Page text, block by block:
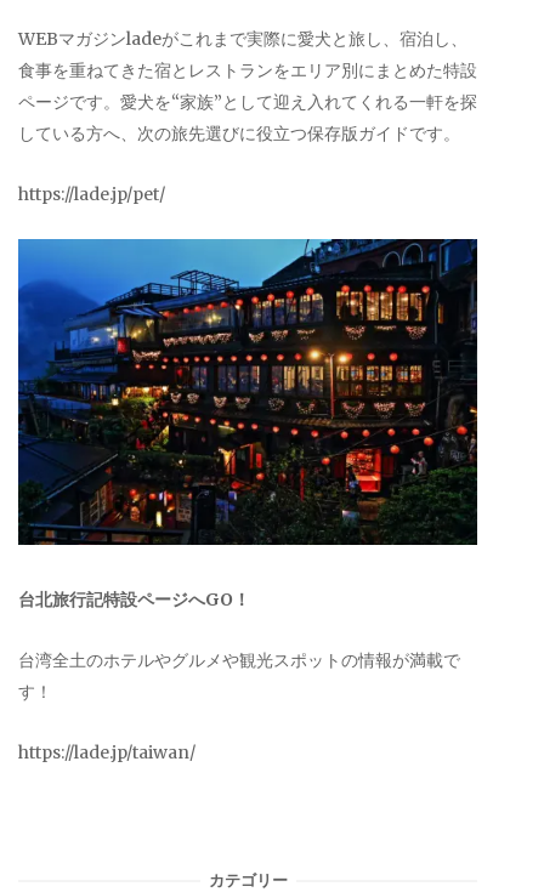
WEBマガジンladeがこれまで実際に愛犬と旅し、宿泊し、
食事を重ねてきた宿とレストランをエリア別にまとめた特設
ページです。愛犬を“家族”として迎え入れてくれる一軒を探
している方へ、次の旅先選びに役立つ保存版ガイドです。
https://lade.jp/pet/
台北旅行記特設ページへGO！
台湾全土のホテルやグルメや観光スポットの情報が満載で
す！
https://lade.jp/taiwan/
カテゴリー